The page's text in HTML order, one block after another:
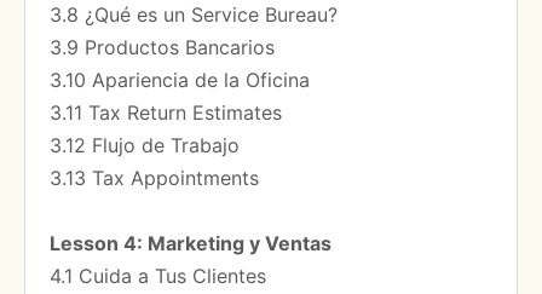
3.8 ¿Qué es un Service Bureau?
3.9 Productos Bancarios
3.10 Apariencia de la Oficina
3.11 Tax Return Estimates
3.12 Flujo de Trabajo
3.13 Tax Appointments
Lesson 4: Marketing y Ventas
4.1 Cuida a Tus Clientes